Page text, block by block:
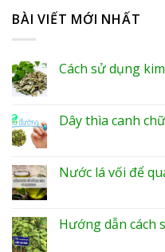
BÀI VIẾT MỚI NHẤT
Cách sử dụng
Dây thìa canh
Nước lá vối để
Hướng dẫn cách